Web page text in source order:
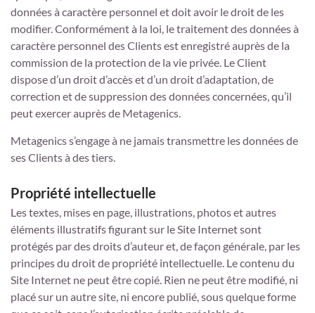
données à caractère personnel et doit avoir le droit de les
modifier. Conformément à la loi, le traitement des données à
caractère personnel des Clients est enregistré auprès de la
commission de la protection de la vie privée. Le Client
dispose d’un droit d’accès et d’un droit d’adaptation, de
correction et de suppression des données concernées, qu’il
peut exercer auprès de Metagenics.
Metagenics s’engage à ne jamais transmettre les données de
ses Clients à des tiers.
Propriété intellectuelle
Les textes, mises en page, illustrations, photos et autres
éléments illustratifs figurant sur le Site Internet sont
protégés par des droits d’auteur et, de façon générale, par les
principes du droit de propriété intellectuelle. Le contenu du
Site Internet ne peut être copié. Rien ne peut être modifié, ni
placé sur un autre site, ni encore publié, sous quelque forme